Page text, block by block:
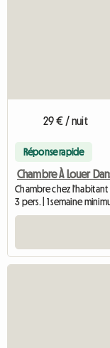
29 € / nuit
Réponse rapide
Chambre À Louer
Chambre chez l'habitant
3 pers. | 1 semaine